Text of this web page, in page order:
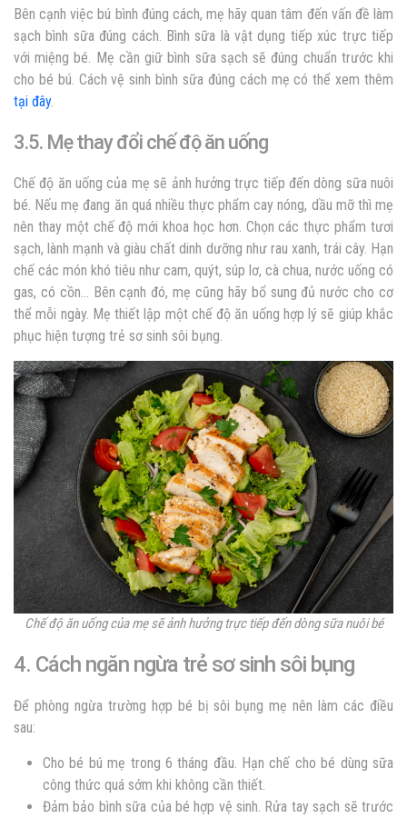
Bên cạnh việc bú bình đúng cách, mẹ hãy quan tâm đến vấn đề làm
sạch bình sữa đúng cách. Bình sữa là vật dụng tiếp xúc trực tiếp
với miệng bé. Mẹ cần giữ bình sữa sạch sẽ đúng chuẩn trước khi
cho bé bú. Cách vệ sinh bình sữa đúng cách mẹ có thể xem thêm
tại đây.
3.5. Mẹ thay đổi chế độ ăn uống
Chế độ ăn uống của mẹ sẽ ảnh hưởng trực tiếp đến dòng sữa nuôi
bé. Nếu mẹ đang ăn quá nhiều thực phẩm cay nóng, dầu mỡ thì mẹ
nên thay một chế độ mới khoa học hơn. Chọn các thực phẩm tươi
sạch, lành mạnh và giàu chất dinh dưỡng như rau xanh, trái cây. Hạn
chế các món khó tiêu như cam, quýt, súp lơ, cà chua, nước uống có
gas, có cồn… Bên cạnh đó, mẹ cũng hãy bổ sung đủ nước cho cơ
thể mỗi ngày. Mẹ thiết lập một chế độ ăn uống hợp lý sẽ giúp khắc
phục hiện tượng trẻ sơ sinh sôi bụng
Chế độ ăn uống của mẹ sẽ ảnh hưởng trực tiếp đến dòng sữa nuôi bé
4. Cách ngăn ngừa trẻ sơ sinh sôi bụng
Để phòng ngừa trường hợp bé bị sôi bụng mẹ nên làm các điều
sau:
Cho bé bú mẹ trong 6 tháng đầu. Hạn chế cho bé dùng sữa
công thức quá sớm khi không cần thiết.
Đảm bảo bình sữa của bé hợp vệ sinh. Rửa tay sạch sẽ trước